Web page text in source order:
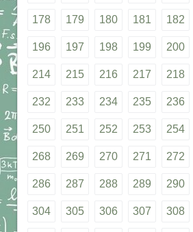
178 179 180 181 182
196 197 198 199 200
214 215 216 217 218
232 233 234 235 236
250 251 252 253 254
268 269 270 271 272
286 287 288 289 290
304 305 306 307 308